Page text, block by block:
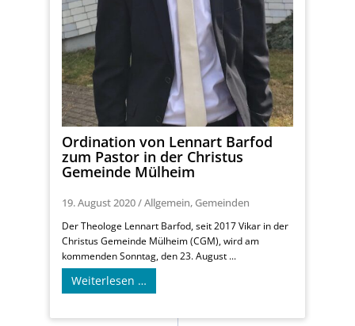
Ordination von Lennart Barfod
zum Pastor in der Christus
Gemeinde Mülheim
19. August 2020/Allgemein, Gemeinden
Der Theologe Lennart Barfod, seit 2017 Vikar in der
Christus Gemeinde Mülheim (CGM), wird am
kommenden Sonntag, den 23. August ...
Weiterlesen …